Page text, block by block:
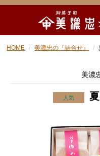
HOME 美濃忠の『詰合せ』
美濃